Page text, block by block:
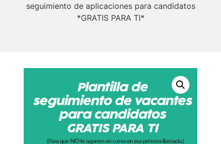
seguimiento de aplicaciones para candidatos
*GRATIS PARA TI*